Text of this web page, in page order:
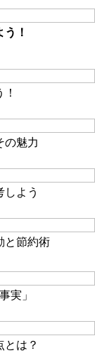
！
の魅力
よう
と節約術
実」
は？